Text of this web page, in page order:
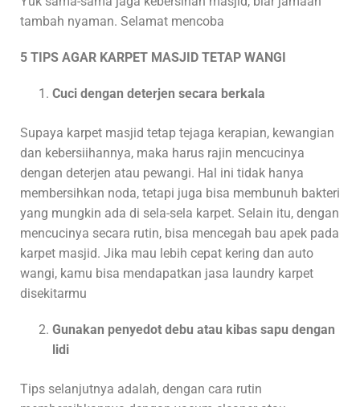
tambah nyaman. Selamat mencoba
5 TIPS AGAR KARPET MASJID TETAP WANGI
Cuci dengan deterjen secara berkala
Supaya karpet masjid tetap tejaga kerapian, kewangian
dan kebersiihannya, maka harus rajin mencucinya
dengan deterjen atau pewangi. Hal ini tidak hanya
membersihkan noda, tetapi juga bisa membunuh bakteri
yang mungkin ada di sela-sela karpet. Selain itu, dengan
mencucinya secara rutin, bisa mencegah bau apek pada
karpet masjid. Jika mau lebih cepat kering dan auto
wangi, kamu bisa mendapatkan jasa laundry karpet
disekitarmu
Gunakan penyedot debu atau kibas sapu dengan
lidi
Tips selanjutnya adalah, dengan cara rutin